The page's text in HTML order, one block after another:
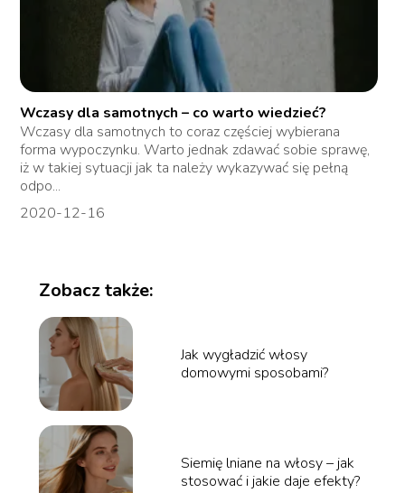
Wczasy dla samotnych – co warto wiedzieć?
Wczasy dla samotnych to coraz częściej wybierana
forma wypoczynku. Warto jednak zdawać sobie sprawę,
iż w takiej sytuacji jak ta należy wykazywać się pełną
odpo...
2020-12-16
Zobacz także:
Jak wygładzić włosy
domowymi sposobami?
Siemię lniane na włosy – jak
stosować i jakie daje efekty?